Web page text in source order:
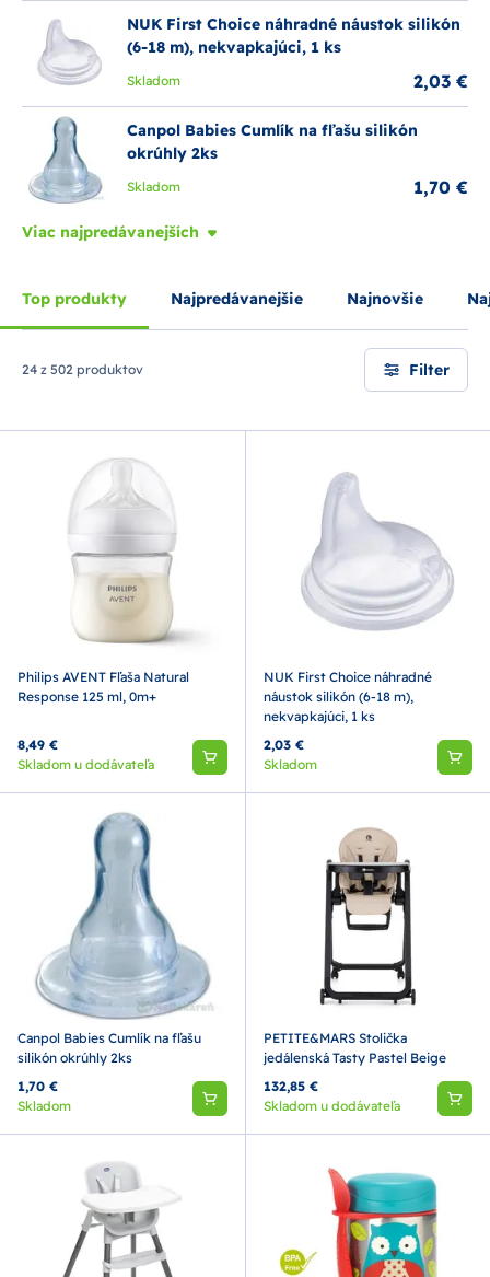
NUK First Choice náhradné náustok silikón
(6-18 m), nekvapkajúci, 1 ks
Skladom 2,03 €
Canpol Babies Cumlík na fľašu silikón
okrúhly 2ks
Skladom 1,70 €
Viac najpredávanejších
Top produkty Najpredávanejšie Najnovšie
24 z 502 produktov Filter
Philips AVENT Fľaša Natural
Response 125 ml, 0m+
8,49 €
Skladom u dodávateľa
NUK First Choice náhradné
náustok silikón (6-18 m),
nekvapkajúci, 1 ks
2,03 €
Skladom
Canpol Babies Cumlík na fľašu
silikón okrúhly 2ks
1,70 €
Skladom
PETITE&MARS Stolička
jedálenská Tasty Pastel Beige
132,85 €
Skladom u dodávateľa